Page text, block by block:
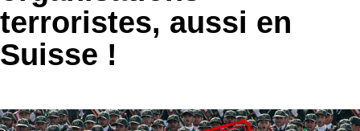
terroristes, aussi en
Suisse !